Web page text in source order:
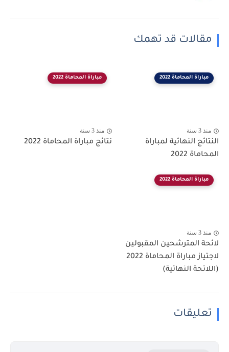
مقالات قد تهمك
مباراة المحاماة 2022
منذ 3 سنة
النتائج النهائية لمباراة
المحاماة 2022
مباراة المحاماة 2022
منذ 3 سنة
نتائج مباراة المحاماة 2022
مباراة المحاماة 2022
منذ 3 سنة
لائحة المترشحين المقبولين
لاجتياز مباراة المحاماة 2022
(اللائحة النهائية)
تعليقات